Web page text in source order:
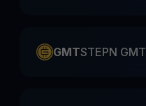
GMTSTEPN GMT